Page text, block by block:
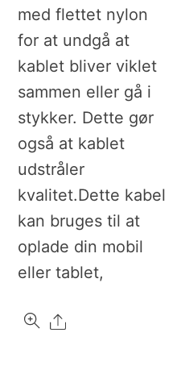
med flettet nylon
for at undgå at
kablet bliver viklet
sammen eller gå i
stykker. Dette gør
også at kablet
udstråler
kvalitet.Dette kabel
kan bruges til at
oplade din mobil
eller tablet,
Share